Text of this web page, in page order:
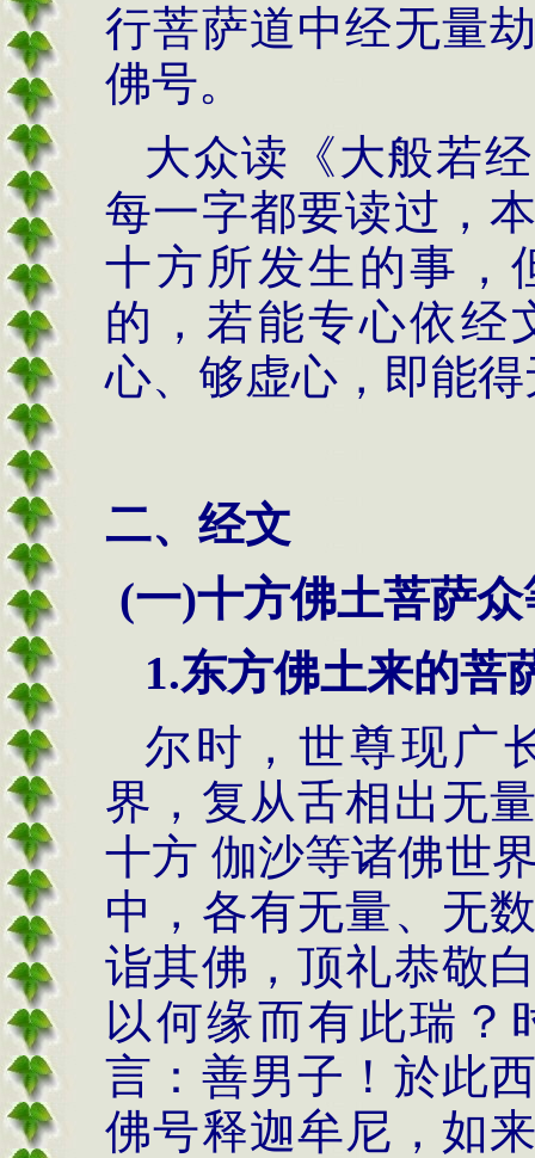
行菩萨道中经无量
佛号。
大众读《大般若
每一字都要读过，
十方所发生的事，
的，若能专心依经
心、够虚心，即能
二、经文
(一)十方佛土菩萨
1.东方佛土来的菩
尔时，世尊现广
界，复从舌相出无
十方 伽沙等诸佛世
中，各有无量、无
诣其佛，顶礼恭敬
以何缘而有此瑞？
言：善男子！於此
佛号释迦牟尼，如